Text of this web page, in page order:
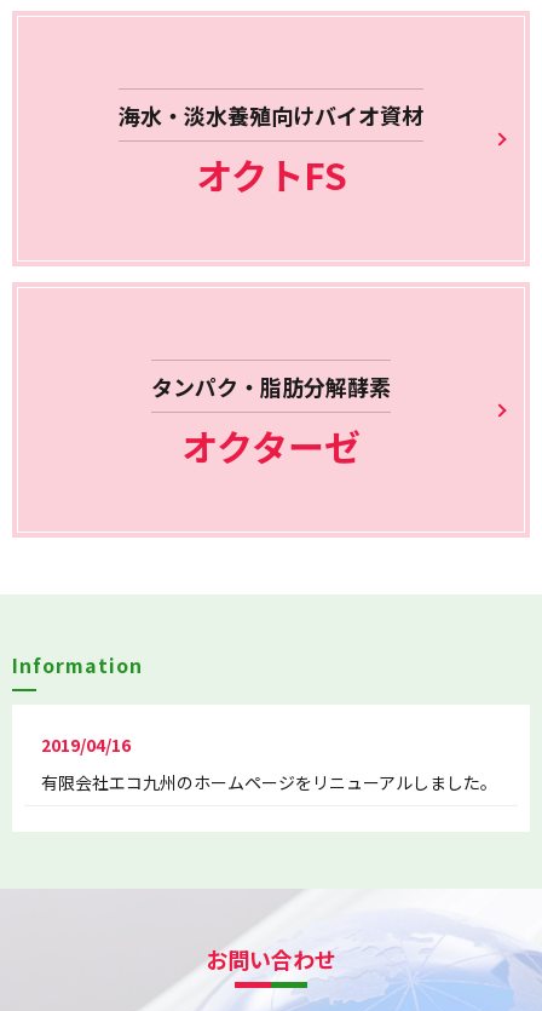
海水・淡水養殖向けバイオ資材
オクトFS
タンパク・脂肪分解酵素
オクターゼ
Information
2019/04/16
有限会社エコ九州のホームページをリニューアルしました。
お問い合わせ